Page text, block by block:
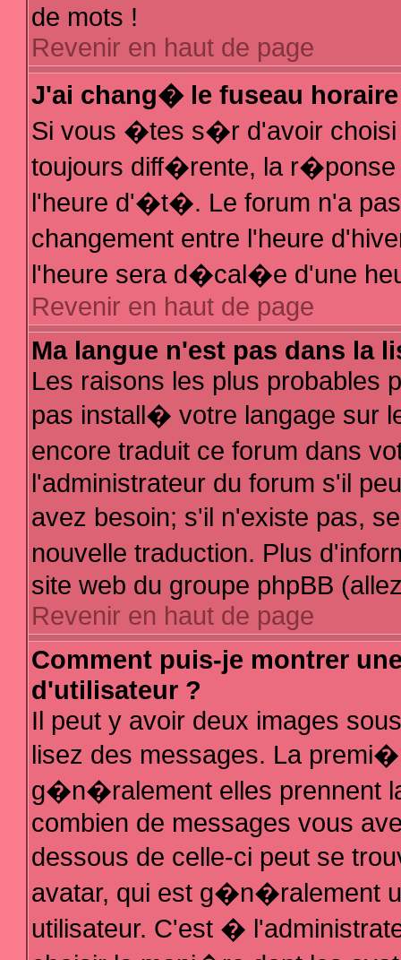
de mots !
Revenir en haut de page
J'ai chang� le fuseau
Si vous �tes s�r d'avoir choisi
toujours diff�rente, la
l'heure d'�t�. Le forum n'a
changement entre l'heure
l'heure sera d�cal�e d'une
Revenir en haut de page
Ma langue n'est pas dans la
Les raisons les plus probables
pas install� votre langage sur
encore traduit ce forum dans
l'administrateur du forum s'il
avez besoin; s'il n'existe pas,
nouvelle traduction. Plus
site web du groupe phpBB
Revenir en haut de page
Comment puis-je montrer
d'utilisateur ?
Il peut y avoir deux images
lisez des messages. La
g�n�ralement elles prennent
combien de messages vous
dessous de celle-ci peut se
avatar, qui est g�n�ralement
utilisateur. C'est �